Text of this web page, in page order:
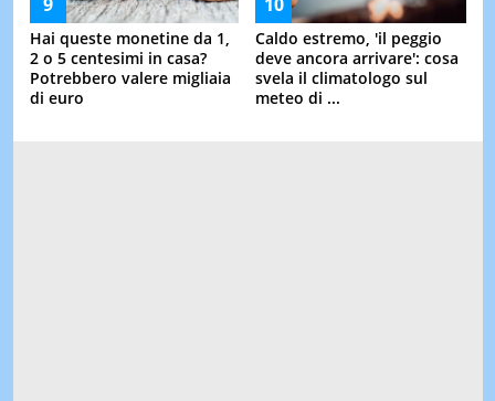
Hai queste monetine da 1,
2 o 5 centesimi in casa?
Potrebbero valere migliaia
di euro
Caldo estremo, 'il peggio
deve ancora arrivare': cosa
svela il climatologo sul
meteo di ...